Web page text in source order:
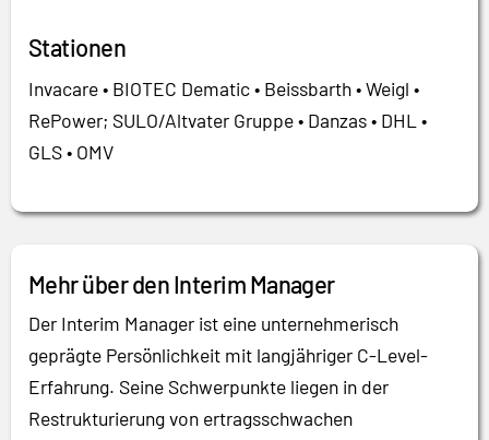
Stationen
Invacare • BIOTEC Dematic • Beissbarth • Weigl •
RePower; SULO/Altvater Gruppe • Danzas • DHL •
GLS • OMV
Mehr über den Interim Manager
Der Interim Manager ist eine unternehmerisch
geprägte Persönlichkeit mit langjähriger C-Level-
Erfahrung. Seine Schwerpunkte liegen in der
Restrukturierung von ertragsschwachen